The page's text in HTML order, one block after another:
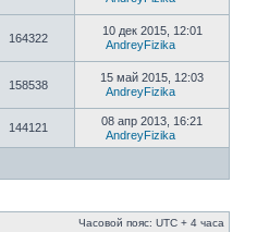
164322
10 дек 2015, 12:01
AndreyFizika
158538
15 май 2015, 12:03
AndreyFizika
144121
08 апр 2013, 16:21
AndreyFizika
Часовой пояс: UTC + 4 часа